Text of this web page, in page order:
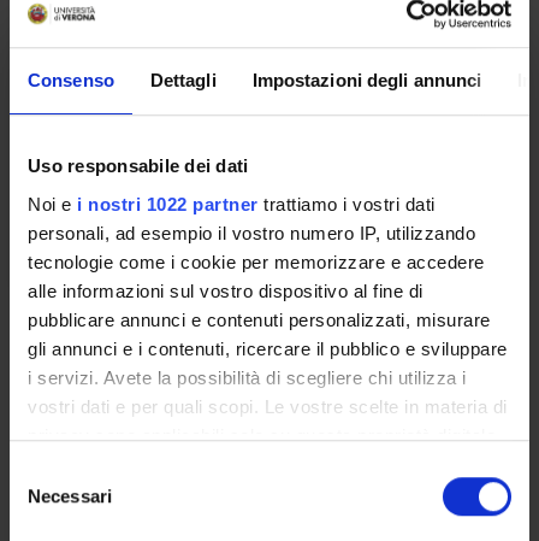
Consenso Dettagli Impostazioni degli annunci
Uso responsabile dei dati
Noi e i nostri 1022 partner trattiamo i vostri dati
personali, ad esempio il vostro numero IP, utilizzando
tecnologie come i cookie per memorizzare e accedere
alle informazioni sul vostro dispositivo al fine di
pubblicare annunci e contenuti personalizzati, misurare
gli annunci e i contenuti, ricercare il pubblico e sviluppare
i servizi. Avete la possibilità di scegliere chi utilizza i
vostri dati e per quali scopi. Le vostre scelte in materia di
privacy sono applicabili solo su questa proprietà digitale
modificare o revocare il proprio consenso in qualsiasi
momento dalla Dichiarazione sui cookie o facendo clic
Necessari
PSICOLOGIA CLINICA
Credits
Period
Caterina Spillari
Lessons timetable
Learning objectives
Child Psychiatry
The goal of the course is to give students the key elements to
learn action protocols and practical directions specific for the
different development stages. In particular, the course will